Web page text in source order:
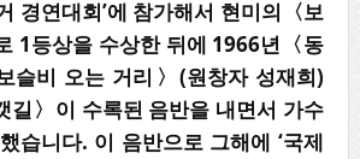
경연대회’에 참가해서 현미의〈보
1등상을 수상한 뒤에 1966년〈동
슬비 오는 거리〉(원창자 성재희)
길〉이 수록된 음반을 내면서 가수
습니다. 이 음반으로 그해에 ‘국제